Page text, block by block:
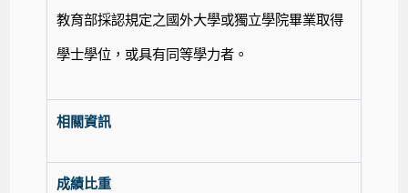
教育部採認規定之國外大學或獨立學院畢業取得
學士學位，或具有同等學力者。
相關資訊
成績比重